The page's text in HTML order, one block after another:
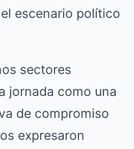
escenario político
sectores
jornada como una
de compromiso
expresaron